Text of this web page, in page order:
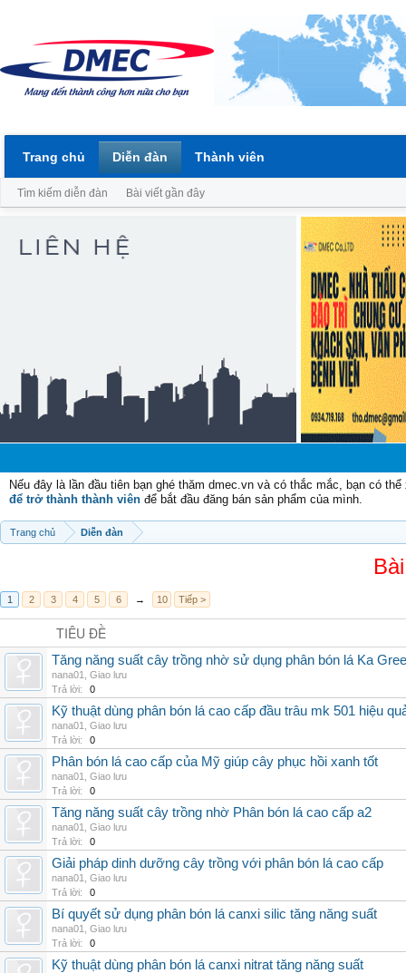
Nếu đây là lần đầu tiên bạn ghé thăm dmec.vn và có thắc mắc, bạn có
để trở thành thành viên để bắt đầu đăng bán sản phẩm của mình.
Trang chủ Diễn đàn
1 2 3 4 5 6 → 10 Tiếp >
TIÊU ĐỀ
Tăng năng suất cây trồng nhờ sử dụng phân bón lá Ka
nana01
Giao lưu
Trả lời:
0
Kỹ thuật dùng phân bón lá cao cấp đầu trâu mk 501 hiệu
nana01
Giao lưu
Trả lời:
0
Phân bón lá cao cấp của Mỹ giúp cây phục hồi xanh tốt
nana01
Giao lưu
Trả lời:
0
Tăng năng suất cây trồng nhờ Phân bón lá cao cấp a2
nana01
Giao lưu
Trả lời:
0
Giải pháp dinh dưỡng cây trồng với phân bón lá cao cấp
nana01
Giao lưu
Trả lời:
0
Bí quyết sử dụng phân bón lá canxi silic tăng năng suất
nana01
Giao lưu
Trả lời:
0
Kỹ thuật dùng phân bón lá canxi nitrat tăng năng suất
Trang chủ Diễn đàn
Tìm kiếm diễn đàn Bài viết gần đây
Thành viên